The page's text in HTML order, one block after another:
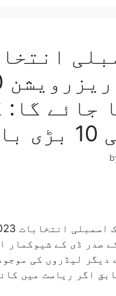
جائے
صدر ڈی کے شیوکمار
دیگر لیڈروں کی
اگر ریاست میں